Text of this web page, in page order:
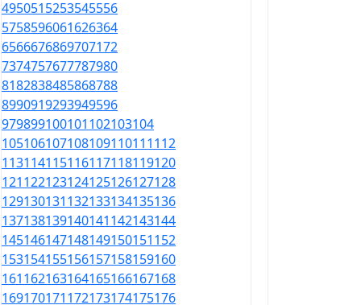
4950515253545556
5758596061626364
6566676869707172
7374757677787980
8182838485868788
8990919293949596
979899100101102103104
105106107108109110111112
113114115116117118119120
121122123124125126127128
129130131132133134135136
137138139140141142143144
145146147148149150151152
153154155156157158159160
161162163164165166167168
169170171172173174175176